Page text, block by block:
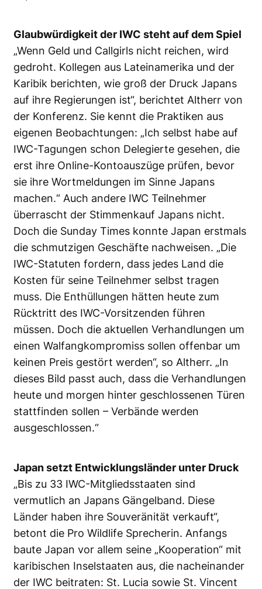
Glaubwürdigkeit der IWC steht auf dem Spiel
„Wenn Geld und Callgirls nicht reichen, wird
gedroht. Kollegen aus Lateinamerika und der
Karibik berichten, wie groß der Druck Japans
auf ihre Regierungen ist“, berichtet Altherr von
der Konferenz. Sie kennt die Praktiken aus
eigenen Beobachtungen: „Ich selbst habe auf
IWC-Tagungen schon Delegierte gesehen, die
erst ihre Online-Kontoauszüge prüfen, bevor
sie ihre Wortmeldungen im Sinne Japans
machen.“ Auch andere IWC Teilnehmer
überrascht der Stimmenkauf Japans nicht.
Doch die Sunday Times konnte Japan erstmals
die schmutzigen Geschäfte nachweisen. „Die
IWC-Statuten fordern, dass jedes Land die
Kosten für seine Teilnehmer selbst tragen
muss. Die Enthüllungen hätten heute zum
Rücktritt des IWC-Vorsitzenden führen
müssen. Doch die aktuellen Verhandlungen um
einen Walfangkompromiss sollen offenbar um
keinen Preis gestört werden“, so Altherr. „In
dieses Bild passt auch, dass die Verhandlungen
heute und morgen hinter geschlossenen Türen
stattfinden sollen – Verbände werden
ausgeschlossen.“
Japan setzt Entwicklungsländer unter Druck
„Bis zu 33 IWC-Mitgliedsstaaten sind
vermutlich an Japans Gängelband. Diese
Länder haben ihre Souveränität verkauft“,
betont die Pro Wildlife Sprecherin. Anfangs
baute Japan vor allem seine „Kooperation“ mit
karibischen Inselstaaten aus, die nacheinander
der IWC beitraten: St. Lucia sowie St. Vincent